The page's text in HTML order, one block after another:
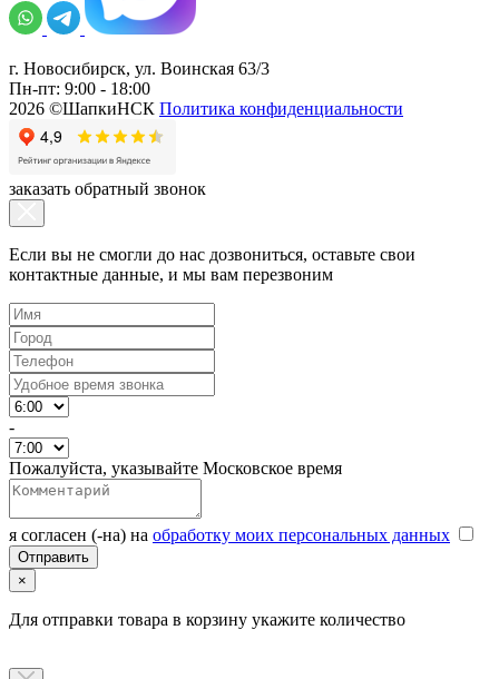
г. Новосибирск, ул. Воинская 63/3
Пн-пт: 9:00 - 18:00
2026 ©ШапкиНСК Политика конфиденциальности
заказать обратный звонок
Если вы не смогли до нас дозвониться, оставьте свои
контактные данные, и мы вам перезвоним
-
Пожалуйста, указывайте Московское время
я согласен (-на) на обработку моих персональных данных
×
Для отправки товара в корзину укажите количество